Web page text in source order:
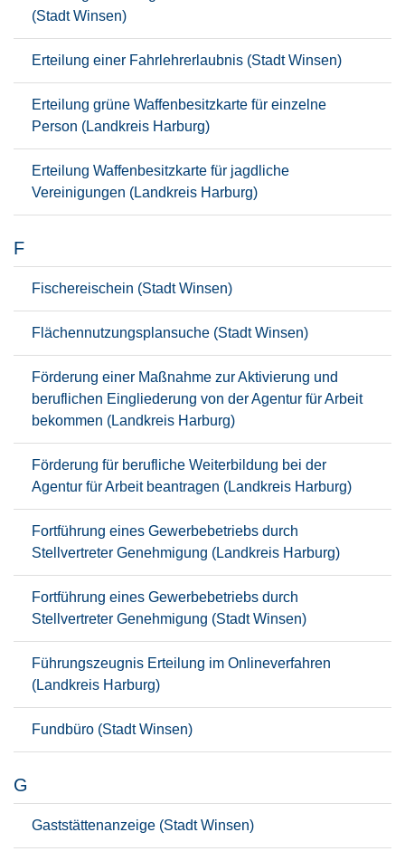
(Stadt Winsen)
Erteilung einer Fahrlehrerlaubnis (Stadt Winsen)
Erteilung grüne Waffenbesitzkarte für einzelne
Person (Landkreis Harburg)
Erteilung Waffenbesitzkarte für jagdliche
Vereinigungen (Landkreis Harburg)
F
Fischereischein (Stadt Winsen)
Flächennutzungsplansuche (Stadt Winsen)
Förderung einer Maßnahme zur Aktivierung und
beruflichen Eingliederung von der Agentur für Arbeit
bekommen (Landkreis Harburg)
Förderung für berufliche Weiterbildung bei der
Agentur für Arbeit beantragen (Landkreis Harburg)
Fortführung eines Gewerbebetriebs durch
Stellvertreter Genehmigung (Landkreis Harburg)
Fortführung eines Gewerbebetriebs durch
Stellvertreter Genehmigung (Stadt Winsen)
Führungszeugnis Erteilung im Onlineverfahren
(Landkreis Harburg)
Fundbüro (Stadt Winsen)
G
Gaststättenanzeige (Stadt Winsen)